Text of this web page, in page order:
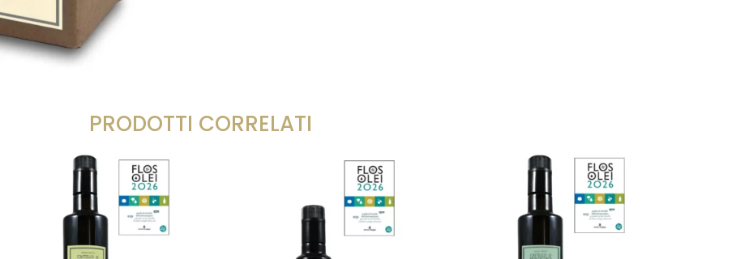
PRODOTTI CORRELATI